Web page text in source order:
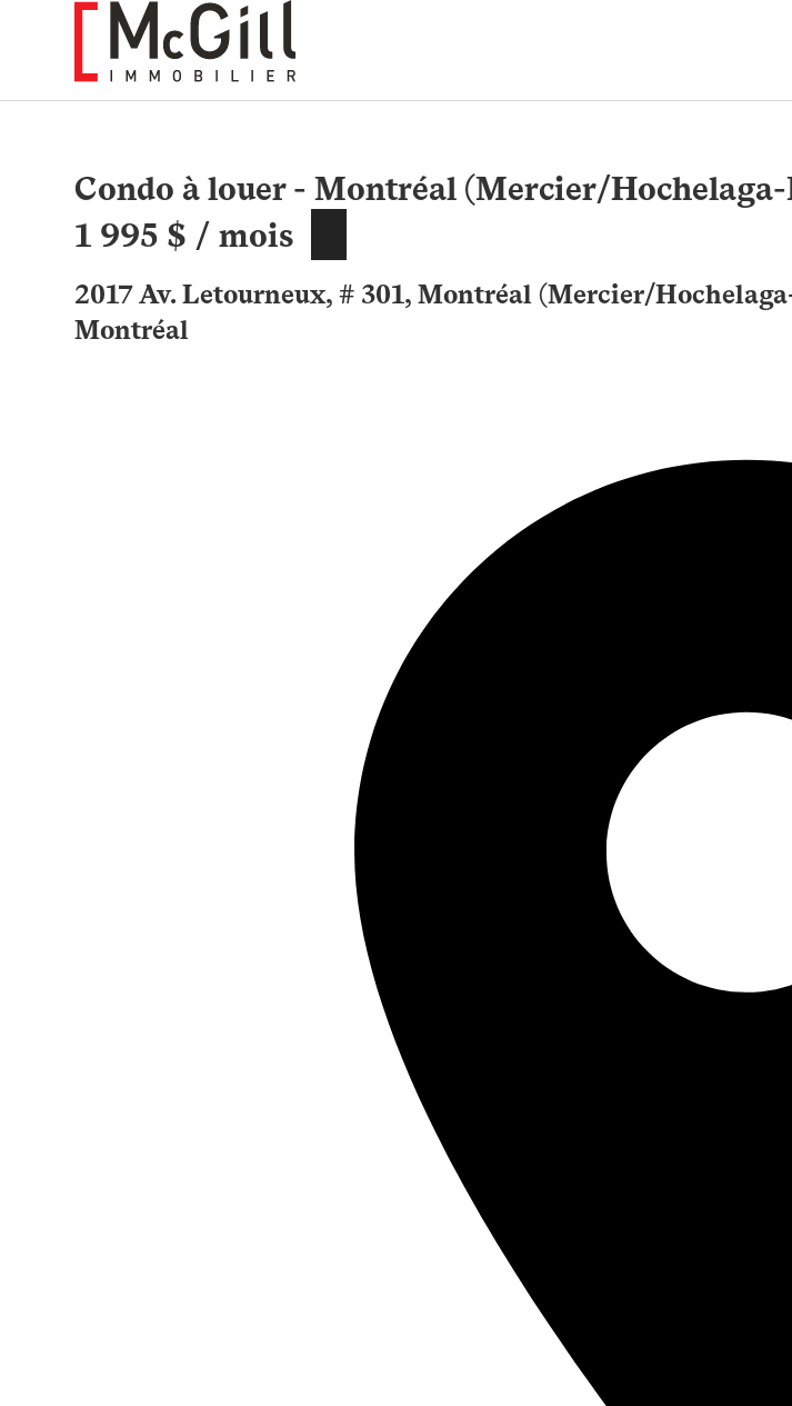
Condo à louer - Montréal (Mercier/
1 995 $ / mois
2017 Av. Letourneux, # 301, Montréal (Mercier/
Montréal